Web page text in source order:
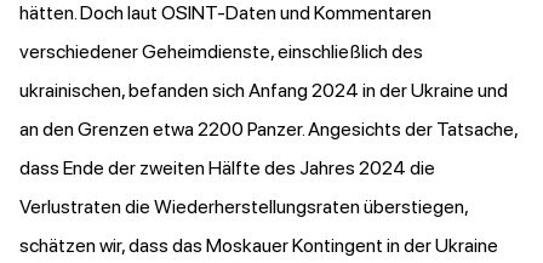
hätten. Doch laut OSINT-Daten und Kommentaren
verschiedener Geheimdienste, einschließlich des
ukrainischen, befanden sich Anfang 2024 in der Ukraine und
an den Grenzen etwa 2200 Panzer. Angesichts der Tatsache,
dass Ende der zweiten Hälfte des Jahres 2024 die
Verlustraten die Wiederherstellungsraten überstiegen,
schätzen wir, dass das Moskauer Kontingent in der Ukraine